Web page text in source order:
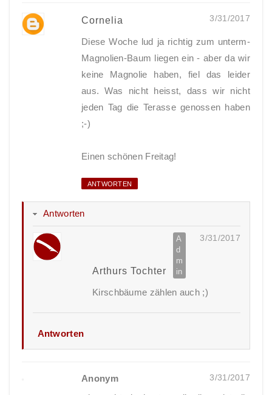
Cornelia 3/31/2017
Diese Woche lud ja richtig zum unterm-
Magnolien-Baum liegen ein - aber da wir
keine Magnolie haben, fiel das leider
aus. Was nicht heisst, dass wir nicht
jeden Tag die Terasse genossen haben
;-)
Einen schönen Freitag!
ANTWORTEN
Antworten
Arthurs Tochter
3/31/2017
Kirschbäume zählen auch ;)
Antworten
Anonym 3/31/2017